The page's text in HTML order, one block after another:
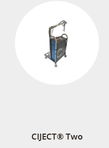
CIJECT® Two